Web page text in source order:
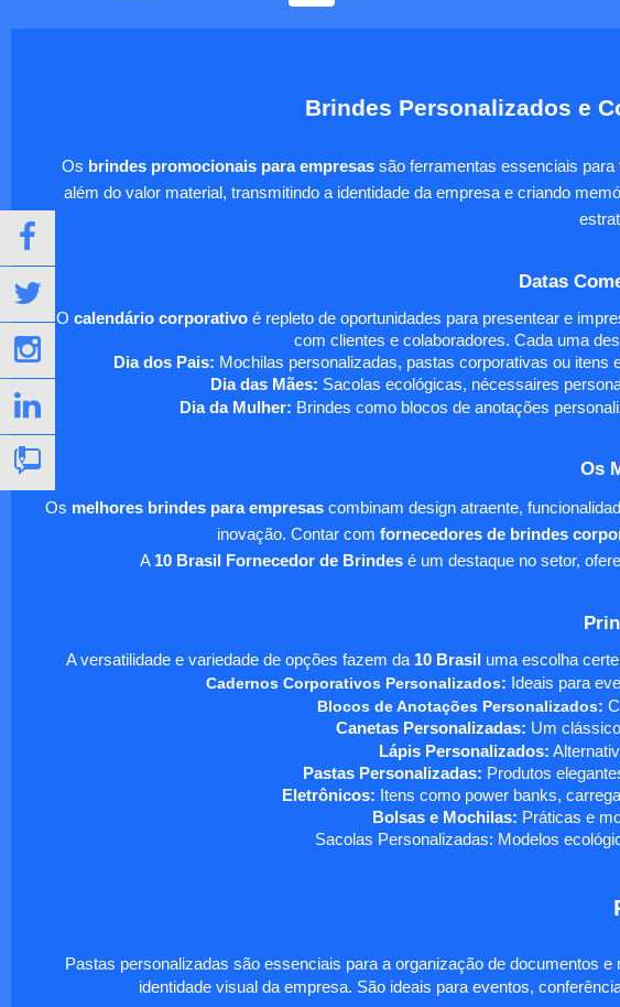
Brindes Personalizados e
Os brindes promocionais para empresassão ferramentas essenciais para
além do valor material, transmitindo a identidade da empresa e criando
Datas
O calendário corporativo é repleto de oportunidades para presentear e
com clientes e colaboradores. Cada uma
Dia dos Pais: Mochilas personalizadas, pastas corporativas ou
Dia das Mães: Sacolas ecológicas, nécessaires
Dia da Mulher: Brindes como blocos de anotações
Os
Os melhores brindes para empresascombinam design atraente,
inovação. Contar com fornecedores de brindes
A 10 Brasil Fornecedor de Brindesé um destaque no setor,
A versatilidade e variedade de opções fazem da 10 Brasil uma escolha
Cadernos Corporativos Personalizados: Ideais para
Blocos de Anotações Personalizados:
Canetas Personalizadas: Um
Lápis Personalizados:
Pastas Personalizadas: Produtos
Eletrônicos: Itens como power banks,
Bolsas e Mochilas: Práticas e
Sacolas Personalizadas: Modelos
Pastas personalizadas são essenciais para a organização de documentos
identidade visual da empresa. São ideais para eventos,